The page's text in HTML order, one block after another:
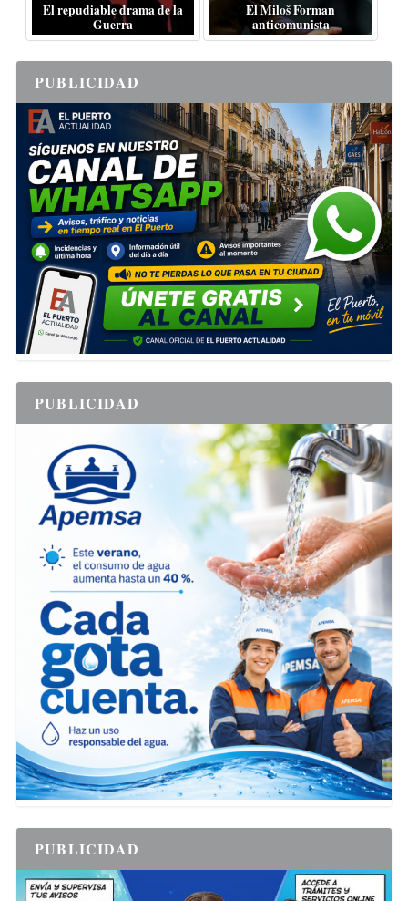
El repudiable drama de la
Guerra
El Miloš Forman
anticomunista
PUBLICIDAD
PUBLICIDAD
PUBLICIDAD